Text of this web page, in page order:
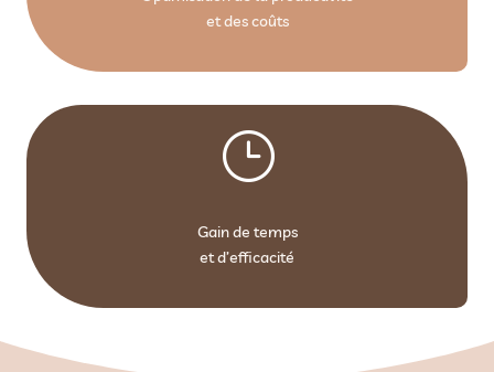
et des coûts
}
Gain de temps
et d’efficacité